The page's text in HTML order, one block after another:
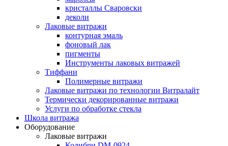
кристаллы Сваровски
деколи
Лаковые витражи
контурная эмаль
фоновый лак
пигменты
Инструменты лаковых витражей
Тиффани
Полимерные витражи
Лаковые витражи по технологии Витралайт
Термически декорированные витражи
Услуги по обработке стекла
Школа витража
Оборудование
Лаковые витражи